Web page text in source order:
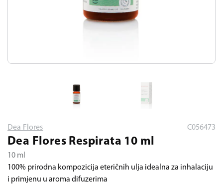
Dea Flores C056473
Dea Flores Respirata 10 ml
10 ml
100% prirodna kompozicija eteričnih ulja idealna za inhalaciju
i primjenu u aroma difuzerima